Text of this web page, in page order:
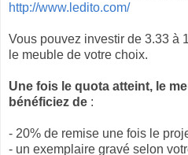
http://www.ledito.com/
Vous pouvez investir de 3.33 à
le meuble de votre choix.
Une fois le quota atteint, le
bénéficiez de :
- 20% de remise une fois le
- un exemplaire gravé selon